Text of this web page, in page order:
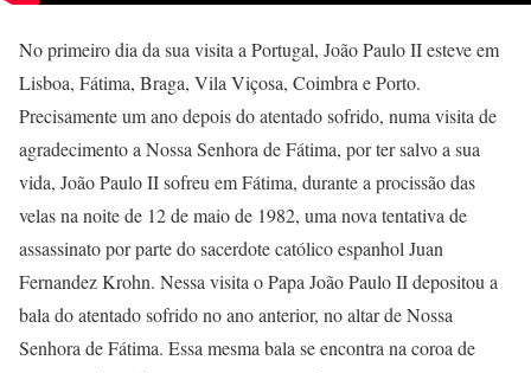
No primeiro dia da sua visita a Portugal, João Paulo II esteve em
Lisboa, Fátima, Braga, Vila Viçosa, Coimbra e Porto.
Precisamente um ano depois do atentado sofrido, numa visita de
agradecimento a Nossa Senhora de Fátima, por ter salvo a sua
vida, João Paulo II sofreu em Fátima, durante a procissão das
velas na noite de 12 de maio de 1982, uma nova tentativa de
assassinato por parte do sacerdote católico espanhol Juan
Fernandez Krohn. Nessa visita o Papa João Paulo II depositou a
bala do atentado sofrido no ano anterior, no altar de Nossa
Senhora de Fátima. Essa mesma bala se encontra na coroa de